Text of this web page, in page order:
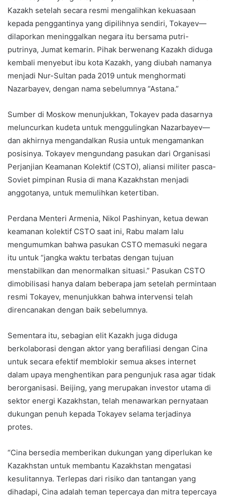
Kazakh setelah secara resmi mengalihkan kekuasaan
kepada penggantinya yang dipilihnya sendiri, Tokayev—
dilaporkan meninggalkan negara itu bersama putri-
putrinya, Jumat kemarin. Pihak berwenang Kazakh diduga
kembali menyebut ibu kota Kazakh, yang diubah namanya
menjadi Nur-Sultan pada 2019 untuk menghormati
Nazarbayev, dengan nama sebelumnya “Astana.”
Sumber di Moskow menunjukkan, Tokayev pada dasarnya
meluncurkan kudeta untuk menggulingkan Nazarbayev—
dan akhirnya mengandalkan Rusia untuk mengamankan
posisinya. Tokayev mengundang pasukan dari Organisasi
Perjanjian Keamanan Kolektif (CSTO), aliansi militer pasca-
Soviet pimpinan Rusia di mana Kazakhstan menjadi
anggotanya, untuk memulihkan ketertiban.
Perdana Menteri Armenia, Nikol Pashinyan, ketua dewan
keamanan kolektif CSTO saat ini, Rabu malam lalu
mengumumkan bahwa pasukan CSTO memasuki negara
itu untuk “jangka waktu terbatas dengan tujuan
menstabilkan dan menormalkan situasi.” Pasukan CSTO
dimobilisasi hanya dalam beberapa jam setelah permintaan
resmi Tokayev, menunjukkan bahwa intervensi telah
direncanakan dengan baik sebelumnya.
Sementara itu, sebagian elit Kazakh juga diduga
berkolaborasi dengan aktor yang berafiliasi dengan Cina
untuk secara efektif memblokir semua akses internet
dalam upaya menghentikan para pengunjuk rasa agar tidak
berorganisasi. Beijing, yang merupakan investor utama di
sektor energi Kazakhstan, telah menawarkan pernyataan
dukungan penuh kepada Tokayev selama terjadinya
protes.
“Cina bersedia memberikan dukungan yang diperlukan ke
Kazakhstan untuk membantu Kazakhstan mengatasi
kesulitannya. Terlepas dari risiko dan tantangan yang
dihadapi, Cina adalah teman tepercaya dan mitra tepercaya